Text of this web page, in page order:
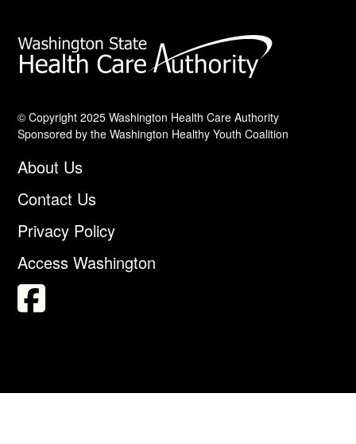
© Copyright 2025 Washington Health Care Authority
Sponsored by the Washington Healthy Youth Coalition
About Us
Contact Us
Privacy Policy
Access Washington